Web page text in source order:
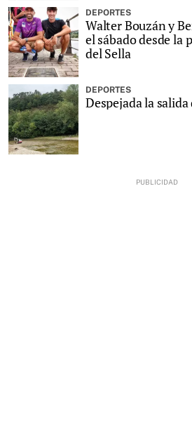
DEPORTES
Walter Bouzán y
el sábado desde la
del Sella
DEPORTES
Despejada la salida